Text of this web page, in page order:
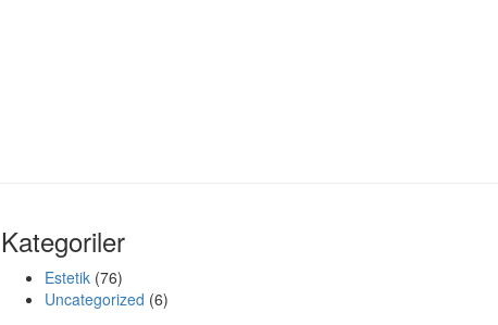
Kategoriler
Estetik (76)
Uncategorized (6)